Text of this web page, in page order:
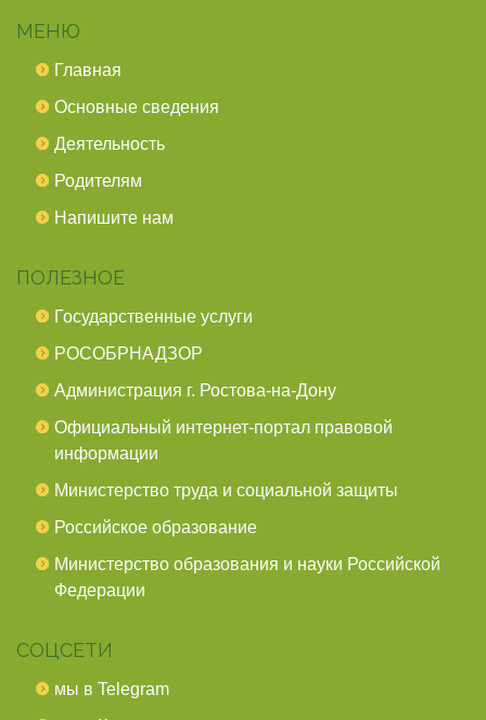
МЕНЮ
Главная
Основные сведения
Деятельность
Родителям
Напишите нам
ПОЛЕЗНОЕ
Государственные услуги
РОСОБРНАДЗОР
Администрация г. Ростова-на-Дону
Официальный интернет-портал правовой
информации
Министерство труда и социальной защиты
Российское образование
Министерство образования и науки Российской
Федерации
СОЦСЕТИ
мы в Telegram